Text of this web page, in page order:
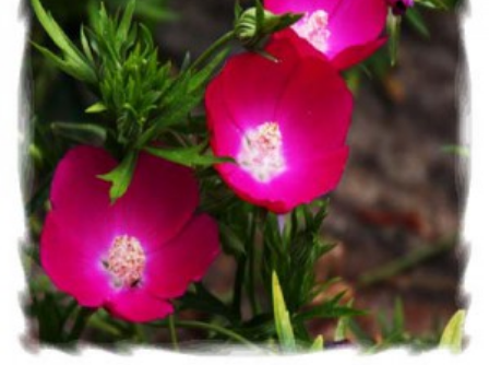
6 장미
7 리갈 제라늄
접시꽃
9 딸기
10 숙근